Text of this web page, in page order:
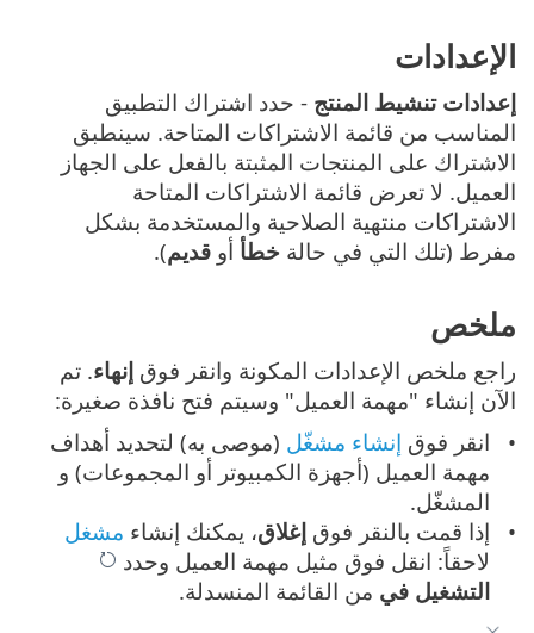
الإعدادات
إعدادات تنشيط المنتج - حدد اشتراك التطبيق
المناسب من قائمة الاشتراكات المتاحة. سينطبق
الاشتراك على المنتجات المثبتة بالفعل على الجهاز
العميل. لا تعرض قائمة الاشتراكات المتاحة
الاشتراكات منتهية الصلاحية والمستخدمة بشكل
مفرط (تلك التي في حالة خطأ أو قديم).
ملخص
راجع ملخص الإعدادات المكونة وانقر فوق إنهاء. تم
الآن إنشاء "مهمة العميل" وسيتم فتح نافذة صغيرة:
انقر فوق إنشاء مشغّل (موصى به) لتحديد أهداف
مهمة العميل (أجهزة الكمبيوتر أو المجموعات) و
المشغّل.
إذا قمت بالنقر فوقإغلاق، يمكنك إنشاء مشغل
لاحقاً: انقل فوق مثيل مهمة العميل وحدد
التشغيل في من القائمة المنسدلة.